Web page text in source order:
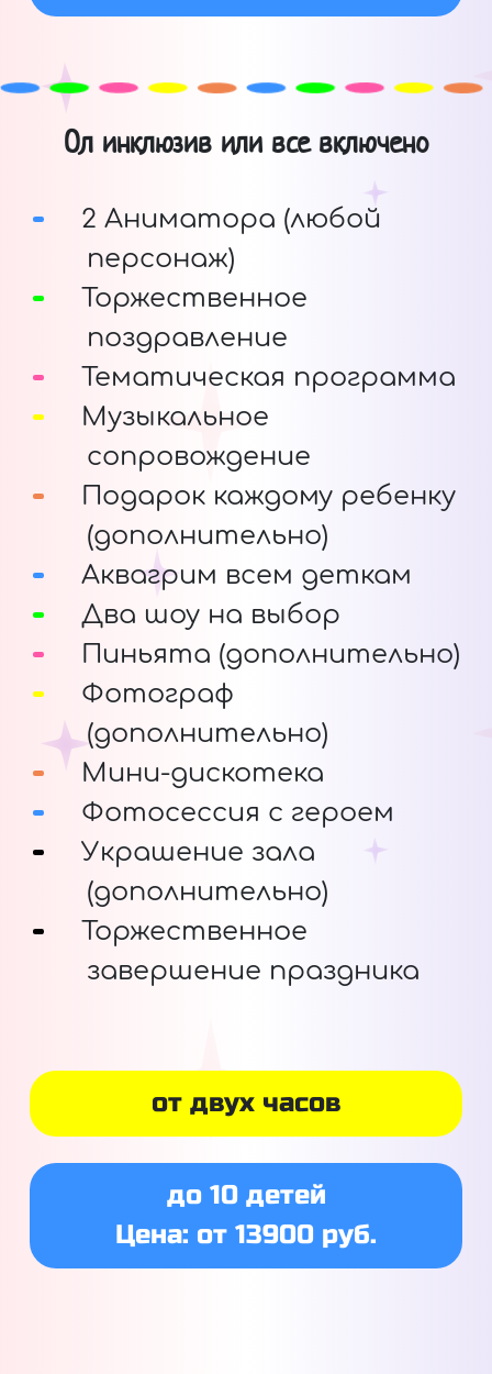
Ол инклюзив или все включено
2 Аниматора (любой
персонаж)
Торжественное
поздравление
Тематическая программа
Музыкальное
сопровождение
Подарок каждому ребенку
(дополнительно)
Аквагрим всем деткам
Два шоу на выбор
Пиньята (дополнительно)
Фотограф
(дополнительно)
Мини-дискотека
Фотосессия с героем
Украшение зала
(дополнительно)
Торжественное
завершение праздника
от двух часов
до 10 детей
Цена: от 13900 руб.